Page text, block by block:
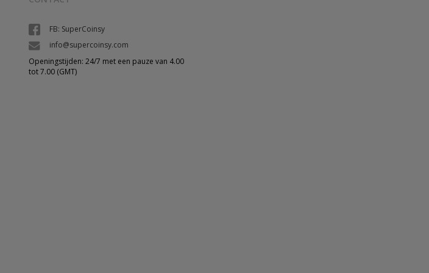
FB: SuperCoinsy
info@supercoinsy.com
Openingstijden: 24/7 met een pauze van 4.00
tot 7.00 (GMT)